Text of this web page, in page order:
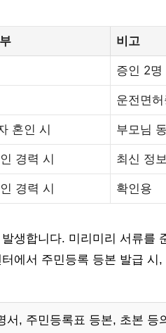
비고
증인 2명
운전면
혼인 시 부모님
경력 시 최신 정
경력 시 확인용
생합니다. 미리미리 서류를
에서 주민등록 등본 발급 시
, 주민등록표 등본, 초본 등